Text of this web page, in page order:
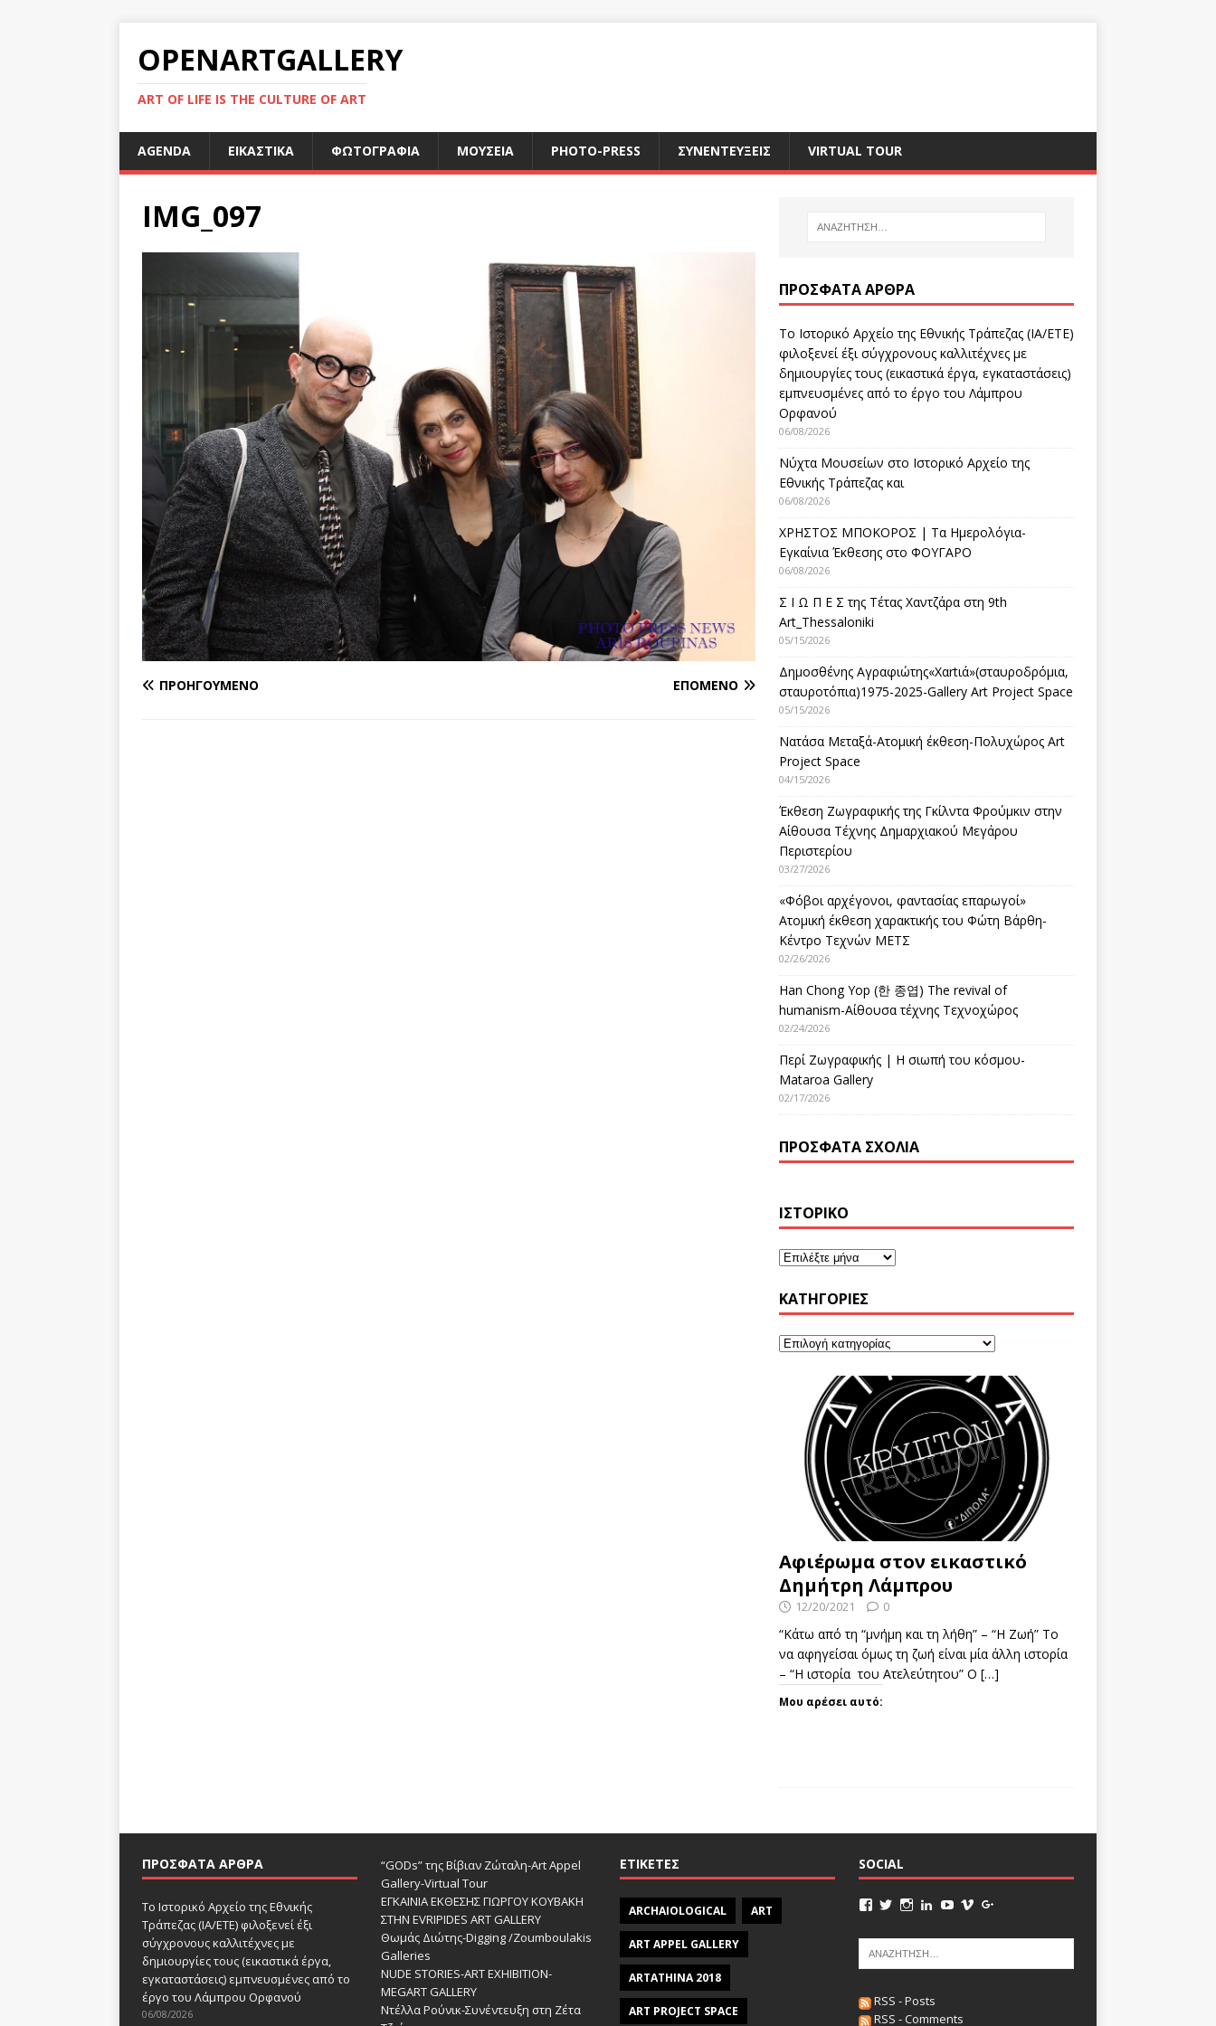
OPENARTGALLERY
ART OF LIFE IS THE CULTURE OF ART
AGENDA ΕΙΚΑΣΤΙΚΑ ΦΩΤΟΓΡΑΦΙΑ ΜΟΥΣΕΙΑ PHOTO-PRESS ΣΥΝΕΝΤΕΥΞΕΙΣ VIRTUAL TOUR
IMG_097
ΠΡΟΗΓΟΎΜΕΝΟ ΕΠΌΜΕΝΟ
ΠΡΌΣΦΑΤΑ ΆΡΘΡΑ
Το Ιστορικό Αρχείο της Εθνικής Τράπεζας (ΙΑ/ΕΤΕ)
φιλοξενεί έξι σύγχρονους καλλιτέχνες με
δημιουργίες τους (εικαστικά έργα, εγκαταστάσεις)
εμπνευσμένες από το έργο του Λάμπρου
Ορφανού
06/08/2026
Νύχτα Μουσείων στο Ιστορικό Αρχείο της
Εθνικής Τράπεζας και
06/08/2026
ΧΡΗΣΤΟΣ ΜΠΟΚΟΡΟΣ | Τα Ημερολόγια-
Εγκαίνια Έκθεσης στο ΦΟΥΓΑΡΟ
06/08/2026
Σ Ι Ω Π Ε Σ της Τέτας Χαντζάρα στη 9th
Art_Thessaloniki
05/15/2026
Δημοσθένης Αγραφιώτης«Xαrtιά»(σταυροδρόμια,
σταυροτόπια)1975-2025-Gallery Art Project Space
05/15/2026
Νατάσα Μεταξά-Ατομική έκθεση-Πολυχώρος Art
Project Space
04/15/2026
Έκθεση Ζωγραφικής της Γκίλντα Φρούμκιν στην
Αίθουσα Τέχνης Δημαρχιακού Μεγάρου
Περιστερίου
03/27/2026
«Φόβοι αρχέγονοι, φαντασίας επαρωγοί»
Ατομική έκθεση χαρακτικής του Φώτη Βάρθη-
Κέντρο Τεχνών ΜΕΤΣ
02/26/2026
Han Chong Yop (한 종엽) The revival of
humanism-Αίθουσα τέχνης Τεχνοχώρος
02/24/2026
Περί Ζωγραφικής | Η σιωπή του κόσμου-
Mataroa Gallery
02/17/2026
ΠΡΌΣΦΑΤΑ ΣΧΌΛΙΑ
ΙΣΤΟΡΙΚΌ
KΑΤΗΓΟΡΊΕΣ
Αφιέρωμα στον εικαστικό
Δημήτρη Λάμπρου
12/20/2021 0
“Κάτω από τη “μνήμη και τη λήθη” – “Η Ζωή” Το
να αφηγείσαι όμως τη ζωή είναι μία άλλη ιστορία
– “Η ιστορία του Ατελεύτητου” Ο […]
Μου αρέσει αυτό:
ΠΡΌΣΦΑΤΑ ΆΡΘΡΑ
Το Ιστορικό Αρχείο της Εθνικής
Τράπεζας (ΙΑ/ΕΤΕ) φιλοξενεί έξι
σύγχρονους καλλιτέχνες με
δημιουργίες τους (εικαστικά έργα,
εγκαταστάσεις) εμπνευσμένες από το
έργο του Λάμπρου Ορφανού
06/08/2026
“GODs” της Βίβιαν Ζώταλη-Art Appel
Gallery-Virtual Tour
ΕΓΚΑΙΝΙΑ ΕΚΘΕΣΗΣ ΓΙΩΡΓΟΥ ΚΟΥΒΑΚΗ
ΣΤΗΝ EVRIPIDES ART GALLERY
Θωμάς Διώτης-Digging /Zoumboulakis
Galleries
NUDE STORIES-ΑRT EXHIBITION-
MEGART GALLERY
Ντέλλα Ρούνικ-Συνέντευξη στη Ζέτα
ΕΤΙΚΈΤΕΣ
ARCHAIOLOGICAL ART
ART APPEL GALLERY
ARTATHINA 2018
ART PROJECT SPACE
SOCIAL
RSS - Posts
RSS - Comments